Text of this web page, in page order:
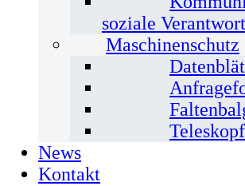
soziale
Maschinenschutz
News
Kontakt